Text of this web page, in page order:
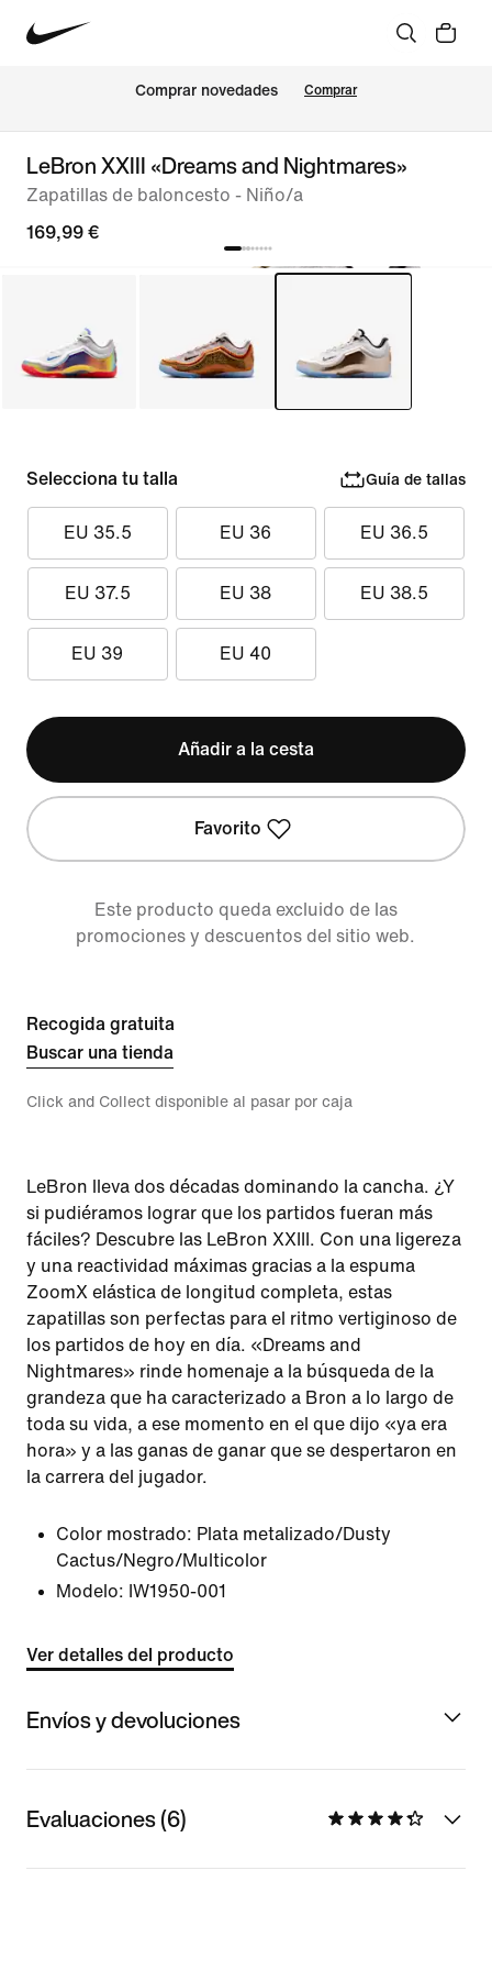
Comprar novedades Comprar
LeBron XXIII «Dreams and Nightmares»
Zapatillas de baloncesto - Niño/a
169,99 €
Selecciona tu talla Guía de tallas
EU 35.5 EU 36 EU 36.5
EU 37.5 EU 38 EU 38.5
EU 39 EU 40
Añadir a la cesta
Favorito
Este producto queda excluido de las
promociones y descuentos del sitio web.
Recogida gratuita
Buscar una tienda
Click and Collect disponible al pasar por caja
LeBron lleva dos décadas dominando la cancha. ¿Y
si pudiéramos lograr que los partidos fueran más
fáciles? Descubre las LeBron XXIII. Con una ligereza
y una reactividad máximas gracias a la espuma
ZoomX elástica de longitud completa, estas
zapatillas son perfectas para el ritmo vertiginoso de
los partidos de hoy en día. «Dreams and
Nightmares» rinde homenaje a la búsqueda de la
grandeza que ha caracterizado a Bron a lo largo de
toda su vida, a ese momento en el que dijo «ya era
hora» y a las ganas de ganar que se despertaron en
la carrera del jugador.
Color mostrado: Plata metalizado/Dusty
Cactus/Negro/Multicolor
Modelo: IW1950-001
Ver detalles del producto
Envíos y devoluciones
Evaluaciones (6)